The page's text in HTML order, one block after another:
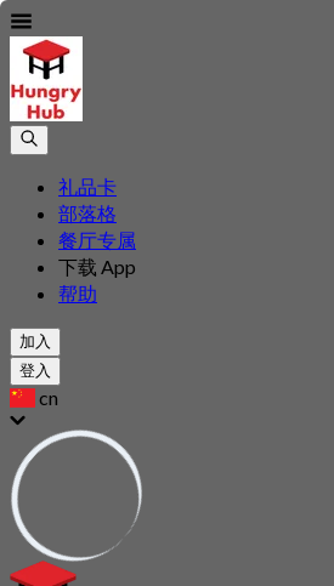
礼品卡
部落格
餐厅专属
下载 App
帮助
加入
登入
cn